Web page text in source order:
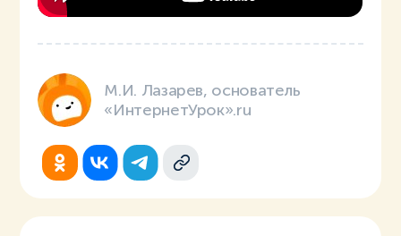
М.И. Лазарев, основатель
«ИнтернетУрок».ru